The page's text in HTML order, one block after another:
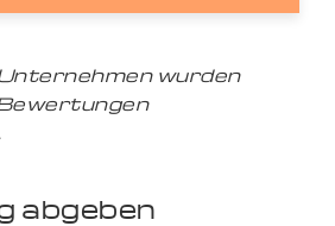
wurden
abgeben